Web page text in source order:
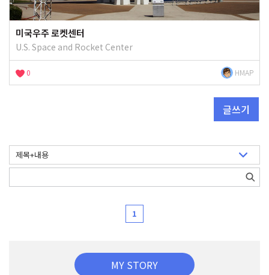
미국우주 로켓센터
U.S. Space and Rocket Center
0 HMAP
글쓰기
1
MY STORY